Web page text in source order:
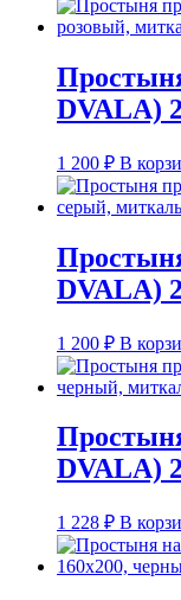
DVALA)
1 200 ₽ В
DVALA)
1 200 ₽ В
DVALA)
1 228 ₽ В